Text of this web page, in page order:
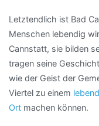
Letztendlich ist Bad
Menschen lebendig
Cannstatt, sie bilden
tragen seine
wie der Geist der
Viertel zu einem
Ort machen können.